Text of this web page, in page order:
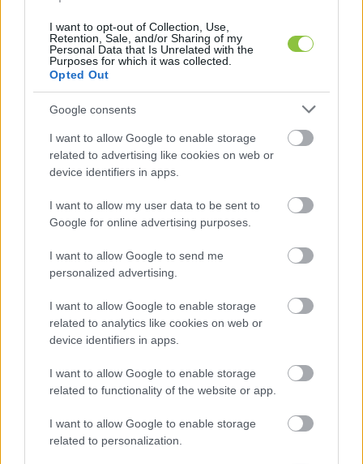
I want to opt-out of Collection, Use,
Retention, Sale, and/or Sharing of my
Personal Data that Is Unrelated with the
Purposes for which it was collected.
Opted Out
Google consents
I want to allow Google to enable storage
related to advertising like cookies on web or
device identifiers in apps.
I want to allow my user data to be sent to
Google for online advertising purposes.
I want to allow Google to send me
personalized advertising.
I want to allow Google to enable storage
related to analytics like cookies on web or
device identifiers in apps.
I want to allow Google to enable storage
related to functionality of the website or app.
I want to allow Google to enable storage
related to personalization.
száma ugyan 46-ról 50-re nőne, de ebből 15-öt a
munkáltató igénybe vehetne például
táboroztatásra, korlátozná a tanárok
szólásszabadságát, elvenné a nevelőtestületek
szakmai autonómiáját.
korábbiakhoz képest alacsonyabb a sztrájkhoz
írtunk korábban.